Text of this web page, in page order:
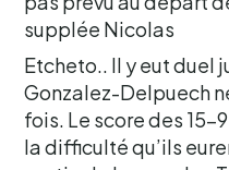
supplée Nicolas
Etcheto.. Il y eut duel
Gonzalez-Delpuech
fois. Le score des 15-
la difficulté qu’ils